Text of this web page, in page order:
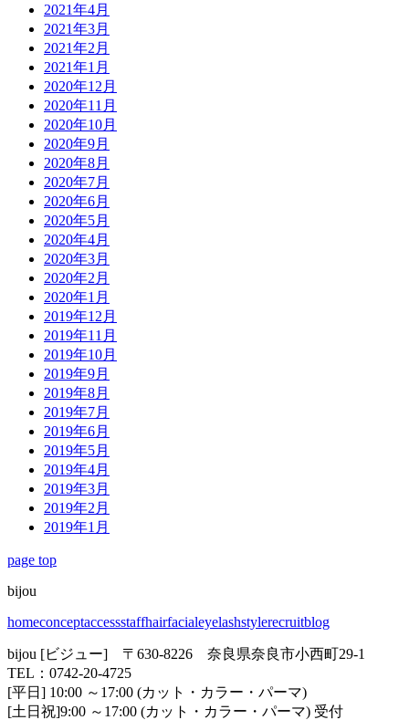
2021年4月
2021年3月
2021年2月
2021年1月
2020年12月
2020年11月
2020年10月
2020年9月
2020年8月
2020年7月
2020年6月
2020年5月
2020年4月
2020年3月
2020年2月
2020年1月
2019年12月
2019年11月
2019年10月
2019年9月
2019年8月
2019年7月
2019年6月
2019年5月
2019年4月
2019年3月
2019年2月
2019年1月
page top
bijou
homeconceptaccessstaffhairfacialeyelashstylerecruitblog
bijou [ビジュー] 〒630-8226 奈良県奈良市小西町29-1
TEL：0742-20-4725
[平日] 10:00 ～17:00 (カット・カラー・パーマ)
[土日祝]9:00 ～17:00 (カット・カラー・パーマ) 受付